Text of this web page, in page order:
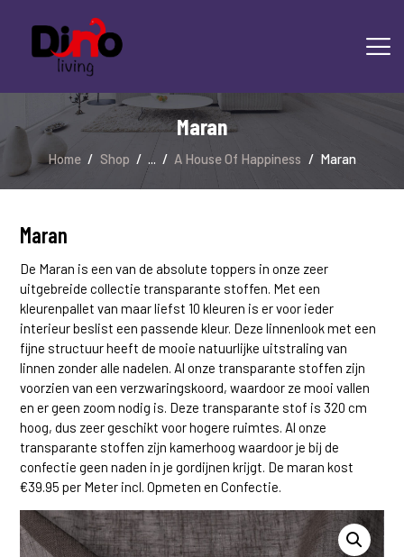
HOME
LAMINAAT
DIENSTEN
CONTACT
Maran
Home Shop ... A House Of Happiness Maran
Maran
De Maran is een van de absolute toppers in onze zeer
uitgebreide collectie transparante stoffen. Met een
kleurenpallet van maar liefst 10 kleuren is er voor ieder
interieur beslist een passende kleur. Deze linnenlook met een
fijne structuur heeft de mooie natuurlijke uitstraling van
linnen zonder alle nadelen. Al onze transparante stoffen zijn
voorzien van een verzwaringskoord, waardoor ze mooi vallen
en er geen zoom nodig is. Deze transparante stof is 320 cm
hoog, dus zeer geschikt voor hogere ruimtes. Al onze
transparante stoffen zijn kamerhoog waardoor je bij de
confectie geen naden in je gordijnen krijgt. De maran kost
€39.95 per Meter incl. Opmeten en Confectie.